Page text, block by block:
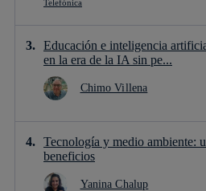
Educación e inteligencia
en la era de la IA sin pe...
Chimo Villena
Tecnología y medio ambiente:
beneficios
Yanina Chalup